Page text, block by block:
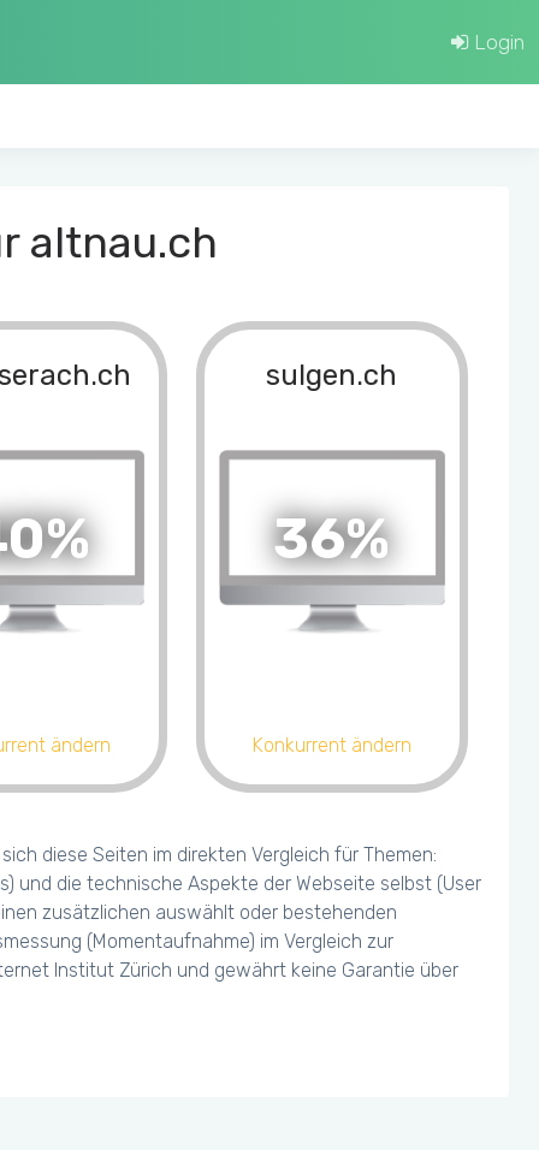
Login
altnau.ch
ändern
sulgen.ch
36%
Konkurrent ändern
diese Seiten im direkten Vergleich für Themen:
und die technische Aspekte der Webseite selbst (User
zusätzlichen auswählt oder bestehenden
(Momentaufnahme) im Vergleich zur
Institut Zürich und gewährt keine Garantie über